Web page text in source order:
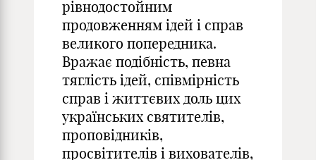
рівнодостойним
продовженням ідей і справ
великого попередника.
Вражає подібність, певна
тяглість ідей, співмірність
справ і життєвих доль цих
українських святителів,
проповідників,
просвітителів і вихователів,